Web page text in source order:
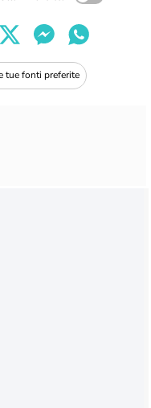
tue fonti preferite